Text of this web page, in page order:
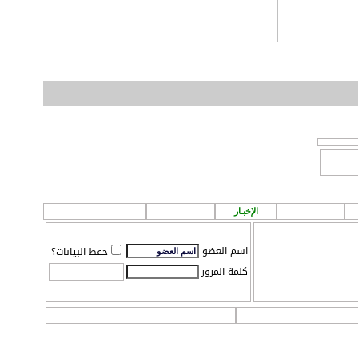
الإخبـار
اسم العضو
حفظ البيانات؟
كلمة المرور